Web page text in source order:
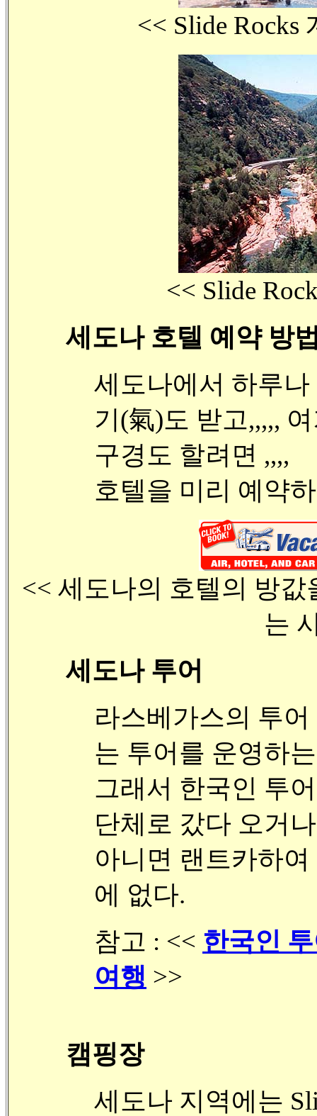
<< Slide Rocks
<< Slide
세도나 호텔 예약 방
세도나에서 하루
기(氣)도 받고,,,,,
구경도 할려면 ,,,,
호텔을 미리 예약
<< 세도나의 호텔의 방
는
세도나 투어
라스베가스의 투
는 투어를 운영하
그래서 한국인 투
단체로 갔다 오거나
아니면 랜트카하
에 없다.
참고 : << 한국인
여행 >>
캠핑장
세도나 지역에는